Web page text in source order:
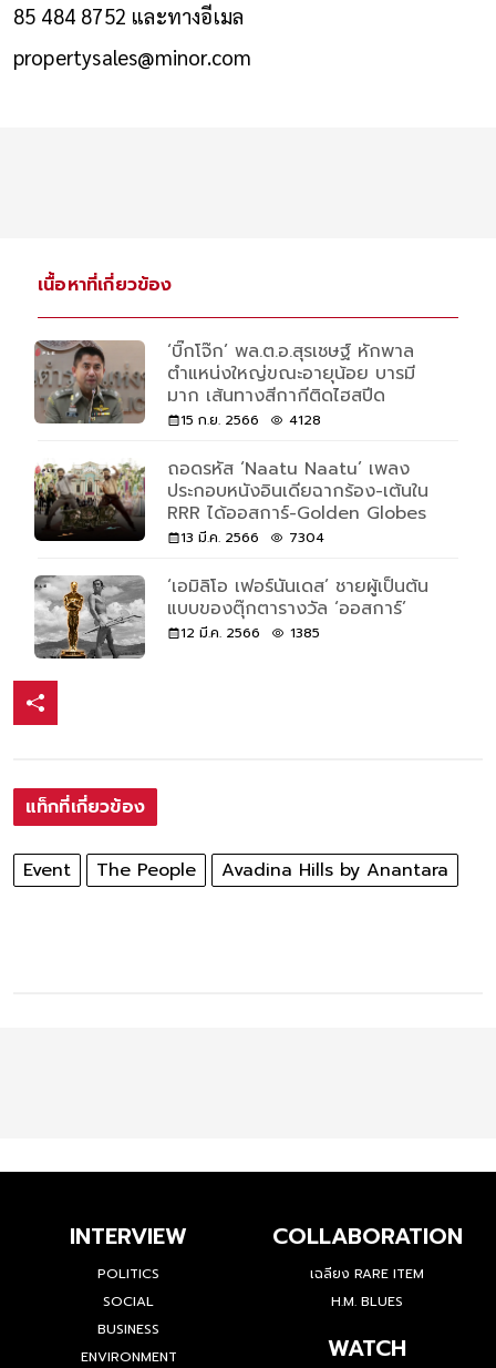
85 484 8752 และทางอีเมล
propertysales@minor.com
เนื้อหาที่เกี่ยวข้อง
‘บิ๊กโจ๊ก’ พล.ต.อ.สุรเชษฐ์ หักพาล
ตำแหน่งใหญ่ขณะอายุน้อย บารมี
มาก เส้นทางสีกากีติดไฮสปีด
15 ก.ย. 2566 4128
ถอดรหัส ‘Naatu Naatu’ เพลง
ประกอบหนังอินเดียฉากร้อง-เต้นใน
RRR ได้ออสการ์-Golden Globes
13 มี.ค. 2566 7304
‘เอมิลิโอ เฟอร์นันเดส’ ชายผู้เป็นต้น
แบบของตุ๊กตารางวัล ‘ออสการ์’
12 มี.ค. 2566 1385
แท็กที่เกี่ยวข้อง
Event The People Avadina Hills by Anantara
INTERVIEW
POLITICS
SOCIAL
BUSINESS
ENVIRONMENT
COLLABORATION
เฉลียง RARE ITEM
H.M. BLUES
WATCH